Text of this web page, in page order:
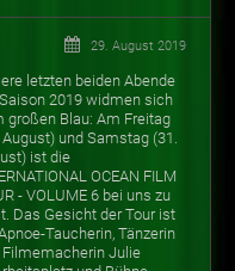
29. August 2019
letzten beiden Abende
2019 widmen sich
großen Blau: Am Freitag
August) und Samstag (31.
ist die
OCEAN FILM
- VOLUME 6 bei uns zu
Das Gesicht der Tour ist
Taucherin, Tänzerin
Filmemacherin Julie